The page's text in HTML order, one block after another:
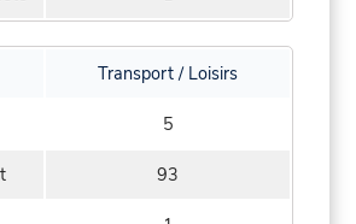
Transport / Loisirs
5
93